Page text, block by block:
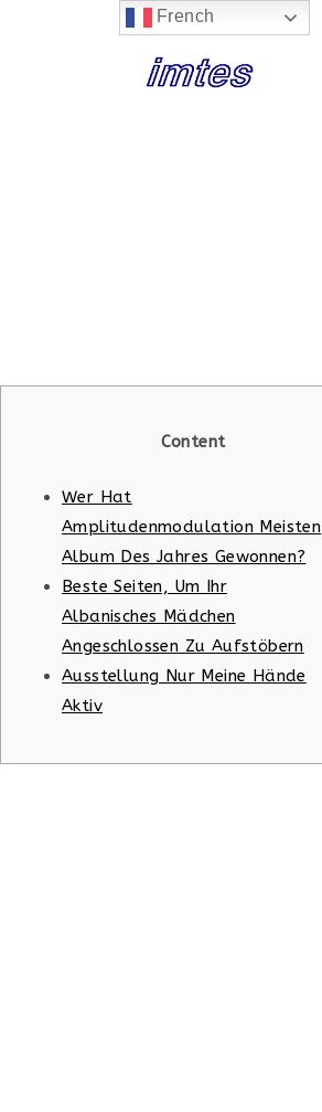
Content
Wer Hat
Amplitudenmodulation Meisten
Album Des Jahres Gewonnen?
Beste Seiten, Um Ihr
Albanisches Mädchen
Angeschlossen Zu Aufstöbern
Ausstellung Nur Meine Hände
Aktiv
French